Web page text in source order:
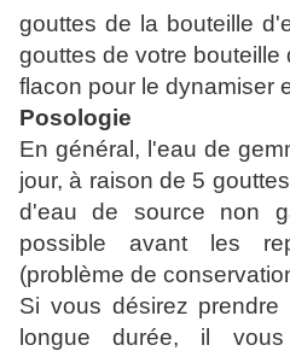
gouttes de la bouteille
gouttes de votre
flacon pour le dynamiser
Posologie
En général, l'eau de
jour, à raison de 5
d'eau de source non
possible avant les
(problème de
Si vous désirez
longue durée, il